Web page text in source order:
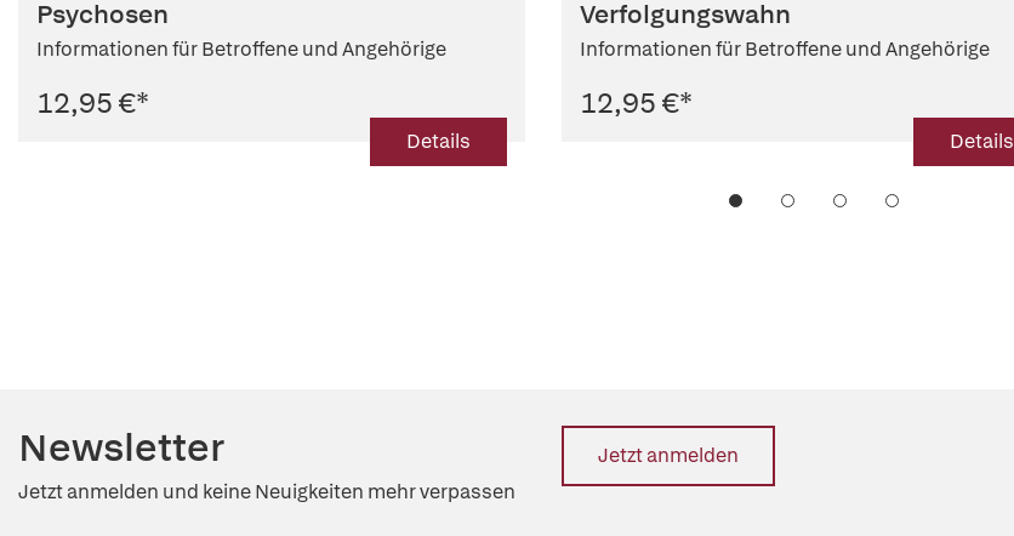
Psychosen
Informationen für Betroffene und Angehörige
12,95 €*
Details
Verfolgungswahn
Informationen für Betroffene und Angehörige
12,95 €*
Details
Newsletter
Jetzt anmelden und keine Neuigkeiten mehr verpassen
Jetzt anmelden